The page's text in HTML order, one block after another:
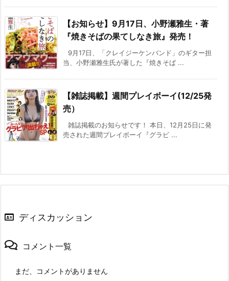
【お知らせ】9月17日、小野瀬雅生・著
『焼きそばの果てしなき旅』発売！
9月17日、「クレイジーケンバンド」のギター担
当、小野瀬雅生氏が著した『焼きそば ...
【雑誌掲載】週間プレイボーイ(12/25発
売）
雑誌掲載のお知らせです！ 本日、12月25日に発
売された週間プレイボーイ『グラビ ...
ディスカッション
コメント一覧
まだ、コメントがありません